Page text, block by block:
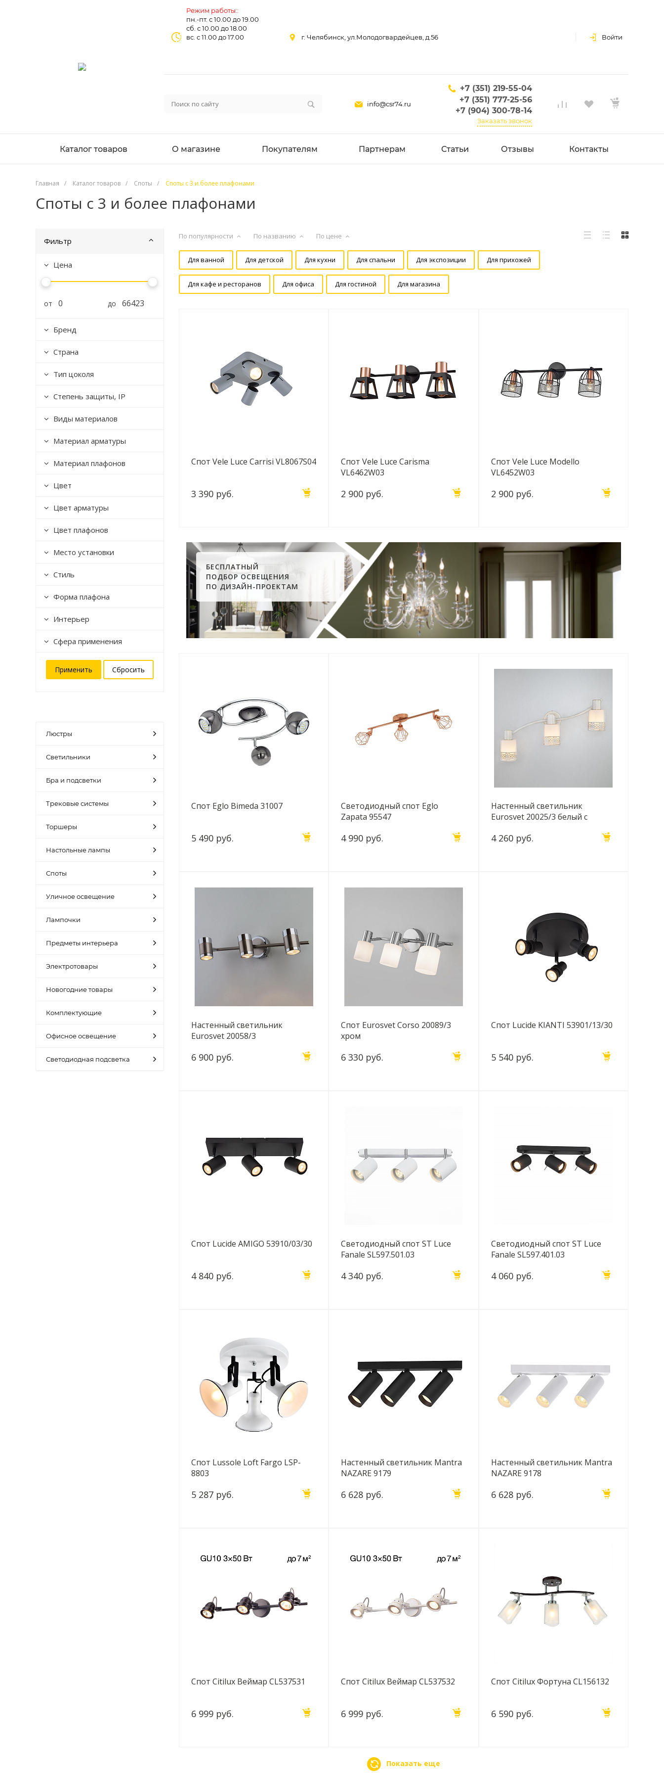
Режим работы::
пн.-пт. с 10.00 до 19.00
сб. с 10.00 до 18.00
вс. с 11.00 до 17.00
г. Челябинск, ул.Молодогвардейцев, д.56 Войти
info@csr74.ru
+7 (351) 219-55-04
+7 (351) 777-25-56
+7 (904) 300-78-14
Заказать звонок
Каталог товаров О магазине Покупателям Партнерам Статьи Отзывы Контакты
Главная / Каталог товаров / Споты / Споты с 3 и более плафонами
Споты с 3 и более плафонами
Фильтр
Цена
от до
Бренд
Страна
Тип цоколя
Степень защиты, IP
Виды материалов
Материал арматуры
Материал плафонов
Цвет
Цвет арматуры
Цвет плафонов
Место установки
Стиль
Форма плафона
Интерьер
Сфера применения
Люстры
Светильники
Бра и подсветки
Трековые системы
Торшеры
Настольные лампы
Споты
Уличное освещение
Лампочки
Предметы интерьера
Электротовары
Новогодние товары
Комплектующие
Офисное освещение
Светодиодная подсветка
По популярности По названию По цене
Для ванной Для детской Для кухни Для спальни Для экспозиции Для прихожей
Для кафе и ресторанов Для офиса Для гостиной Для магазина
Спот Vele Luce Carrisi VL8067S04
3 390 руб.
Спот Vele Luce Carisma
VL6462W03
2 900 руб.
Спот Vele Luce Modello
VL6452W03
2 900 руб.
БЕСПЛАТНЫЙ
ПОДБОР ОСВЕЩЕНИЯ
ПО ДИЗАЙН-ПРОЕКТАМ
Спот Eglo Bimeda 31007
5 490 руб.
Светодиодный спот Eglo
Zapata 95547
4 990 руб.
Настенный светильник
Eurosvet 20025/3 белый с
4 260 руб.
Настенный светильник
Eurosvet 20058/3
6 900 руб.
Спот Eurosvet Corso 20089/3
хром
6 330 руб.
Спот Lucide KIANTI 53901/13/30
5 540 руб.
Спот Lucide AMIGO 53910/03/30
4 840 руб.
Светодиодный спот ST Luce
Fanale SL597.501.03
4 340 руб.
Светодиодный спот ST Luce
Fanale SL597.401.03
4 060 руб.
Спот Lussole Loft Fargo LSP-
8803
5 287 руб.
Настенный светильник Mantra
NAZARE 9179
6 628 руб.
Настенный светильник Mantra
NAZARE 9178
6 628 руб.
Спот Citilux Веймар CL537531
6 999 руб.
Спот Citilux Веймар CL537532
6 999 руб.
Спот Citilux Фортуна CL156132
6 590 руб.
Показать еще